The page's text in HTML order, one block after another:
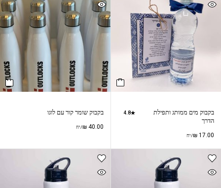
בקבוק מים ממותג ותפילת
הדרך
4.8
₪ 17.00 /יח
בקבוק שומר קור עם לוגו
₪40.00 /יח